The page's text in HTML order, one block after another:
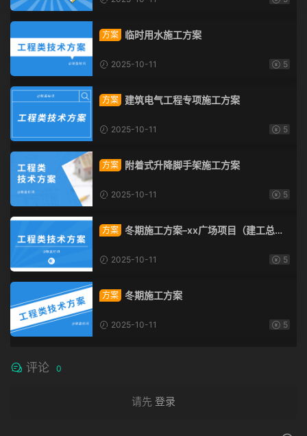
方案 临时用水施工方案
2025-10-11 5
方案 建筑电气工程专项施工方案
2025-10-11 5
方案 附着式升降脚手架施工方案
2025-10-11 5
方案 冬期施工方案–xx广场项目（建工总承
2025-10-11 5
方案 冬期施工方案
2025-10-11 5
评论 0
请先 登录